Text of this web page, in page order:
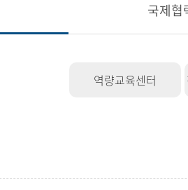
국제협
역량교육센터